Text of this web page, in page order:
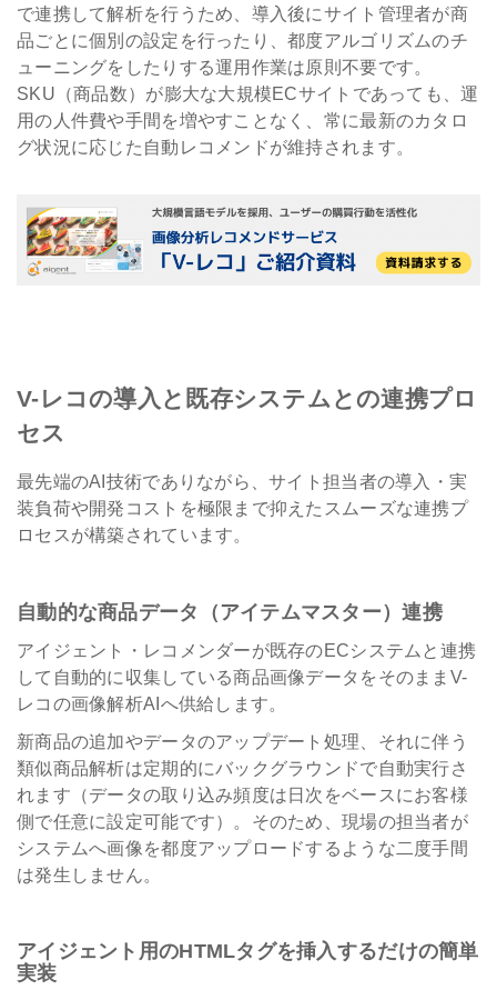
で連携して解析を行うため、導入後にサイト管理者が商
品ごとに個別の設定を行ったり、都度アルゴリズムのチ
ューニングをしたりする運用作業は原則不要です。
SKU（商品数）が膨大な大規模ECサイトであっても、運
用の人件費や手間を増やすことなく、常に最新のカタロ
グ状況に応じた自動レコメンドが維持されます。
V-レコの導入と既存システムとの連携プロ
セス
最先端のAI技術でありながら、サイト担当者の導入・実
装負荷や開発コストを極限まで抑えたスムーズな連携プ
ロセスが構築されています。
自動的な商品データ（アイテムマスター）連携
アイジェント・レコメンダーが既存のECシステムと連携
して自動的に収集している商品画像データをそのままV-
レコの画像解析AIへ供給します。
新商品の追加やデータのアップデート処理、それに伴う
類似商品解析は定期的にバックグラウンドで自動実行さ
れます（データの取り込み頻度は日次をベースにお客様
側で任意に設定可能です）。そのため、現場の担当者が
システムへ画像を都度アップロードするような二度手間
は発生しません。
アイジェント用のHTMLタグを挿入するだけの簡単
実装